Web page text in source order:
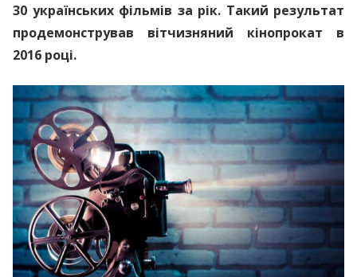
30 українських фільмів за рік. Такий результат
продемонстрував вітчизняний кінопрокат в
2016 році.